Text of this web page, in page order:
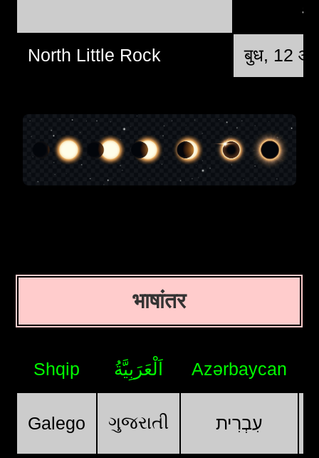
North Little Rock बुध, 12
भाषांतर
Shqip اَلْعَرَبِيَّةُ Azərbaycan
Galego ગુજરાતી עִבְרִית